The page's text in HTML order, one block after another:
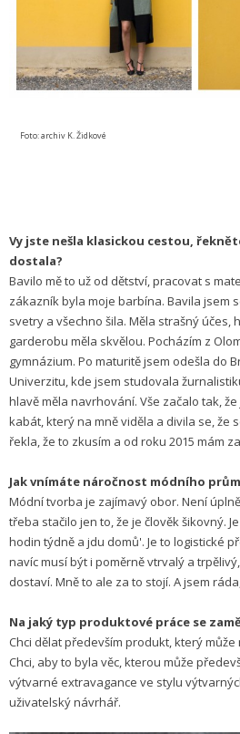
Foto: archiv K. Židkové
Vy jste nešla klasickou cestou,
dostala?
Bavilo mě to už od dětství, pracovat s
zákazník byla moje barbína. Bavila jsem
svetry a všechno šila. Měla strašný účes,
garderobu měla skvělou. Pocházím z
gymnázium. Po maturitě jsem odešla do
Univerzitu, kde jsem studovala
hlavě měla navrhování. Vše začalo tak,
kabát, který na mně viděla a divila se, že
řekla, že to zkusím a od roku 2015 mám
Jak vnímáte náročnost módního
Módní tvorba je zajímavý obor. Není
třeba stačilo jen to, že je člověk šikovný.
hodin týdně a jdu domů'. Je to logistické
navíc musí být i poměrně vtrvalý a
dostaví. Mně to ale za to stojí. A jsem
Na jaký typ produktové práce se
Chci dělat především produkt, který
Chci, aby to byla věc, kterou může
výtvarné extravagance ve stylu
uživatelský návrhář.